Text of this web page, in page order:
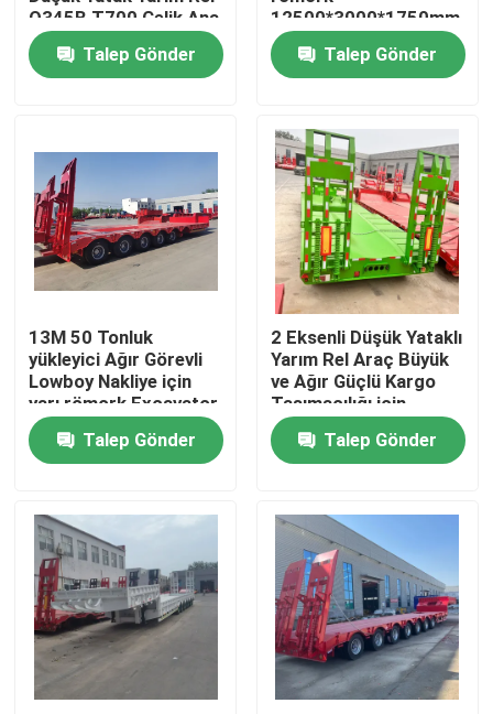
Ev
Videolar
Hakkımızda
Fabrika turu
Kalite kontrol
Bir teklif isteği
Kullanılmış Çöp Kamyonları
İkinci El Damperli Kamyonlar
Q345B T700 Çelik Ana
kiriş ile
Talep Gönder
12500*3000*1750mm
Talep Gönder
13M 50 Tonluk
yükleyici Ağır Görevli
Lowboy Nakliye için
yarı römork Excavator
Gooseneck 3 Axles
Alçak yatakTalep Gönder
2 Eksenli Düşük Yataklı
Yarım Rel Araç Büyük
ve Ağır Güçlü Kargo
Taşımacılığı için
Talep Gönder